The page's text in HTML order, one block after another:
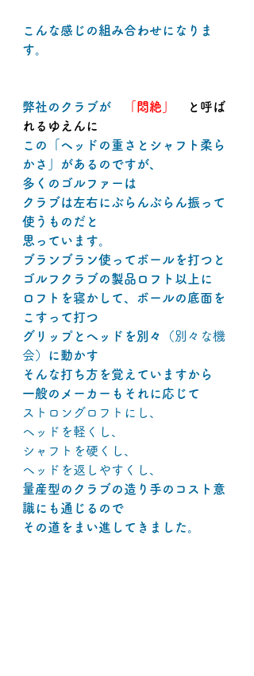
こんな感じの組み合わせになりま
す。
弊社のクラブが 「悶絶」
と呼ば
れるゆえんに
この「ヘッドの重さとシャフト柔ら
かさ」があるのですが、
多くのゴルファーは
クラブは左右にぶらんぶらん振って
使うものだと
思っています。
ブランブラン使ってボールを打つと
ゴルフクラブの製品ロフト以上に
ロフトを寝かして、ボールの底面を
こすって打つ
グリップとヘッドを別々（別々な機
会）に動かす
そんな打ち方を覚えていますから
一般のメーカーもそれに応じて
ストロングロフトにし、
ヘッドを軽くし、
シャフトを硬くし、
ヘッドを返しやすくし、
量産型のクラブの造り手のコスト意
識にも通じるので
その道をまい進してきました。